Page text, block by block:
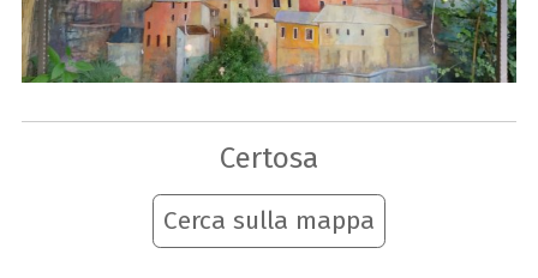
Certosa
Cerca sulla mappa